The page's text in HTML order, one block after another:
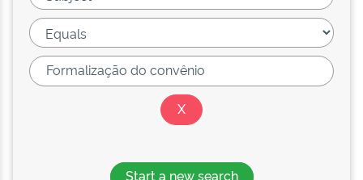
Start a new search